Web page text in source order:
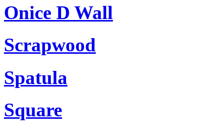
Onice D Wall
Scrapwood
Spatula
Square